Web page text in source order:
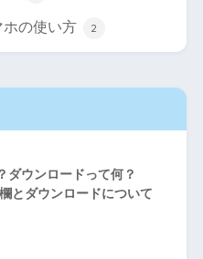
ホの使い方 2
ダウンロードって何？
とダウンロードについて